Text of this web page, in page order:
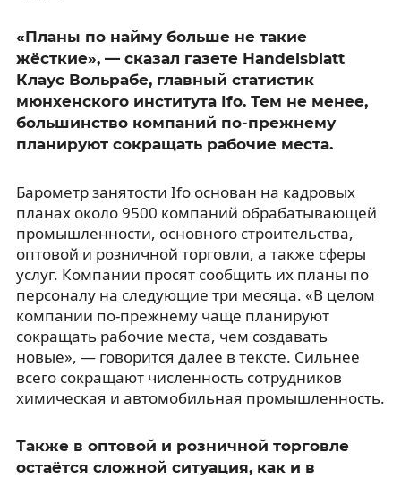
«Планы по найму больше не такие
жёсткие», — сказал газете Handelsblatt
Клаус Вольрабе, главный статистик
мюнхенского института Ifo. Тем не менее,
большинство компаний по-прежнему
планируют сокращать рабочие места.
Барометр занятости Ifo основан на кадровых
планах около 9500 компаний обрабатывающей
промышленности, основного строительства,
оптовой и розничной торговли, а также сферы
услуг. Компании просят сообщить их планы по
персоналу на следующие три месяца. «В целом
компании по-прежнему чаще планируют
сокращать рабочие места, чем создавать
новые», — говорится далее в тексте. Сильнее
всего сокращают численность сотрудников
химическая и автомобильная промышленность.
Также в оптовой и розничной торговле
остаётся сложной ситуация, как и в